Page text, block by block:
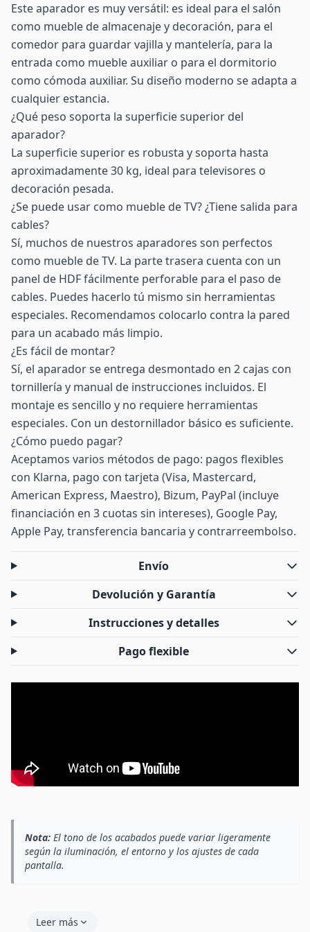
Este aparador es muy versátil: es ideal para el salón
como mueble de almacenaje y decoración, para el
comedor para guardar vajilla y mantelería, para la
entrada como mueble auxiliar o para el dormitorio
como cómoda auxiliar. Su diseño moderno se adapta a
cualquier estancia.
¿Qué peso soporta la superficie superior del
aparador?
La superficie superior es robusta y soporta hasta
aproximadamente 30 kg, ideal para televisores o
decoración pesada.
¿Se puede usar como mueble de TV? ¿Tiene salida para
cables?
Sí, muchos de nuestros aparadores son perfectos
como mueble de TV. La parte trasera cuenta con un
panel de HDF fácilmente perforable para el paso de
cables. Puedes hacerlo tú mismo sin herramientas
especiales. Recomendamos colocarlo contra la pared
para un acabado más limpio.
¿Es fácil de montar?
Sí, el aparador se entrega desmontado en 2 cajas con
tornillería y manual de instrucciones incluidos. El
montaje es sencillo y no requiere herramientas
especiales. Con un destornillador básico es suficiente.
¿Cómo puedo pagar?
Aceptamos varios métodos de pago: pagos flexibles
con Klarna, pago con tarjeta (Visa, Mastercard,
American Express, Maestro), Bizum, PayPal (incluye
financiación en 3 cuotas sin intereses), Google Pay,
Apple Pay, transferencia bancaria y contrarreembolso.
Envío
Devolución y Garantía
Instrucciones y detalles
Pago flexible
Nota: El tono de los acabados puede variar ligeramente
según la iluminación, el entorno y los ajustes de cada
pantalla.
Leer más